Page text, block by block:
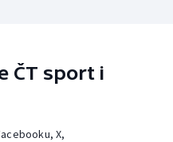
ČT sport i
X,